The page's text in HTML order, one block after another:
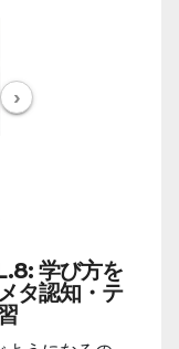
›
学び方を
タ認知・テ